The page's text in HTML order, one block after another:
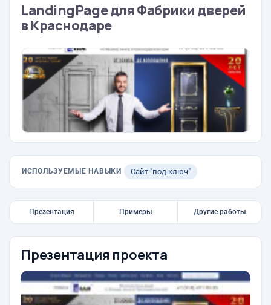
LandingPage для Фабрики дверей
в Краснодаре
ИСПОЛЬЗУЕМЫЕ НАВЫКИ Сайт "под ключ"
Презентация Примеры Другие работы
Презентация проекта